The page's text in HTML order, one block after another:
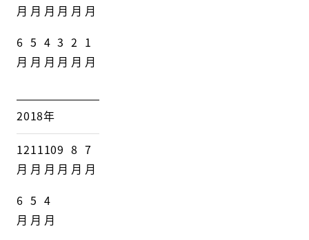
月 月 月 月 月 月
6
月
5
月
4
月
3
月
2
月
1
月
2018年
12
月
11
月
10
月
9
月
8
月
7
月
6
月
5
月
4
月